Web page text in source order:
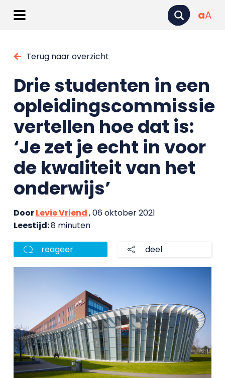
aA
Terug naar overzicht
Drie studenten in een
opleidingscommissie
vertellen hoe dat is:
‘Je zet je echt in voor
de kwaliteit van het
onderwijs’
DoorLevie Vriend, 06 oktober 2021
Leestijd:8 minuten
reageer deel